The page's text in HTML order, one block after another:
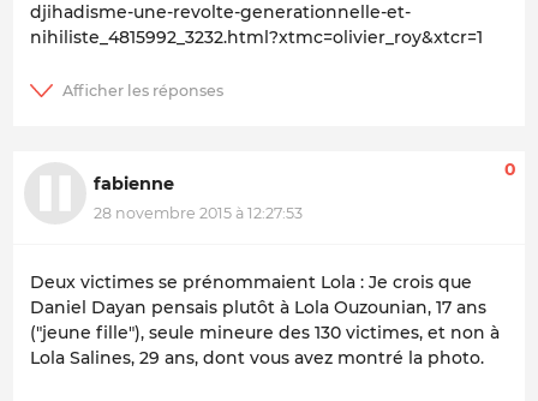
djihadisme-une-revolte-generationnelle-et-
nihiliste_4815992_3232.html?xtmc=olivier_roy&xtcr=1
fabienne
28 novembre 2015 à 12:27:53
0
Deux victimes se prénommaient Lola : Je crois que
Daniel Dayan pensais plutôt à Lola Ouzounian, 17 ans
("jeune fille"), seule mineure des 130 victimes, et non à
Lola Salines, 29 ans, dont vous avez montré la photo.